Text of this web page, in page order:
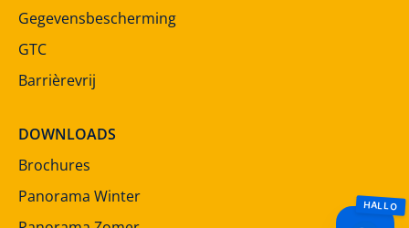
Gegevensbescherming
GTC
Barrièrevrij
DOWNLOADS
Brochures
Panorama Winter